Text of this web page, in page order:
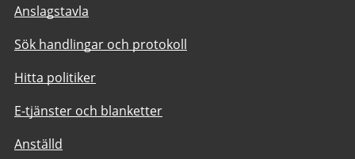
Anslagstavla
Sök handlingar och protokoll
Hitta politiker
E-tjänster och blanketter
Anställd